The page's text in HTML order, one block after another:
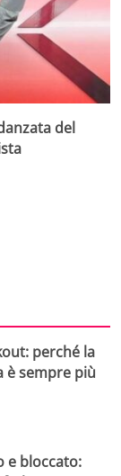
del
perché la
è sempre più
e bloccato: